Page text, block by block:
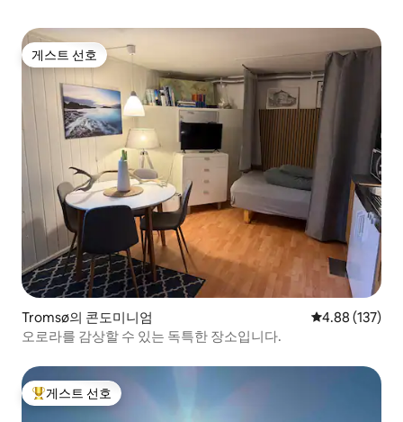
게스트 선호
게스트 선호
Tromsø의 콘도미니엄 평점 4.88점(5
4.88 (137)
오로라를 감상할 수 있는 독특한 장소입니다.
상위 게스트 선호
게스트 선호